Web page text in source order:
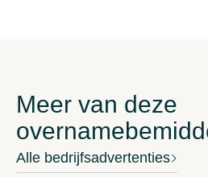
Meer van deze
Alle bedrijfsadvertenties